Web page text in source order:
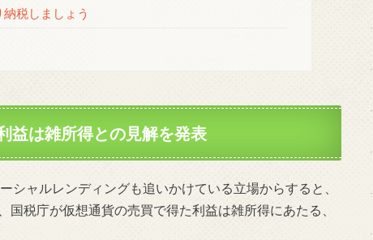
税しましょう
益は雑所得との見解を発表
ャルレンディングも追いかけている立場からすると、
税庁が仮想通貨の売買で得た利益は雑所得にあたる、